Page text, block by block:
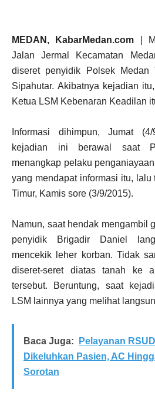
MEDAN, KabarMedan.com |
Jalan Jermal Kecamatan
diseret penyidik Polsek Medan
Sipahutar. Akibatnya kejadian
Ketua LSM Kebenaran Keadilan
Informasi dihimpun, Jumat (4/
kejadian ini berawal saat
menangkap pelaku
yang mendapat informasi itu, lalu
Timur, Kamis sore (3/9/2015).
Namun, saat hendak mengambil
penyidik Brigadir Daniel
mencekik leher korban. Tidak
diseret-seret diatas tanah ke
tersebut. Beruntung, saat
LSM lainnya yang melihat
Baca Juga:
Pelayanan
Dikeluhkan Pasien, AC
Sorotan